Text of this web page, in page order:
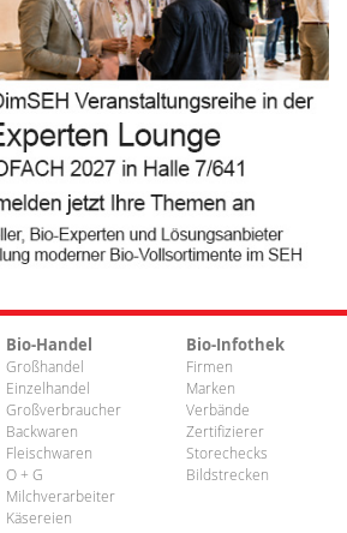
Bio-Handel
Großhandel
Einzelhandel
Großverbraucher
Backwaren
Fleischwaren
O + G
Milchverarbeiter
Käsereien
Bio-Infothek
Firmen
Marken
Verbände
Zertifizierer
Storechecks
Bildstrecken